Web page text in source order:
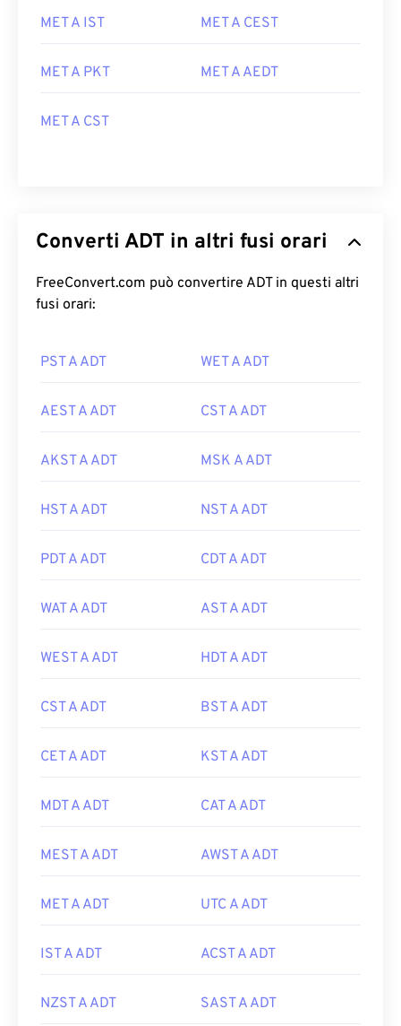
MET A IST MET A CEST
MET A PKT MET A AEDT
MET A CST
Converti ADT in altri fusi orari
FreeConvert.com può convertire ADT in questi altri
fusi orari:
PST A ADT WET A ADT
AEST A ADT CST A ADT
AKST A ADT MSK A ADT
HST A ADT NST A ADT
PDT A ADT CDT A ADT
WAT A ADT AST A ADT
WEST A ADT HDT A ADT
CST A ADT BST A ADT
CET A ADT KST A ADT
MDT A ADT CAT A ADT
MEST A ADT AWST A ADT
MET A ADT UTC A ADT
IST A ADT ACST A ADT
NZST A ADT SAST A ADT